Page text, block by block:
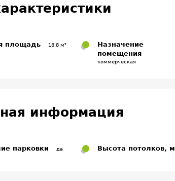
площадь 18.8 м²
Назначение
помещения
коммерческая
информация
парковки да Высота потолков, м